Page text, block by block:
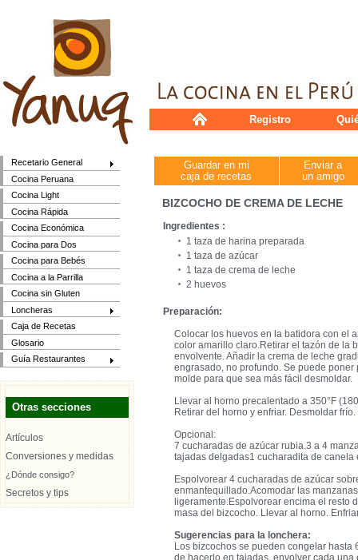
Recetario General
Cocina Peruana
Cocina Light
Cocina Rápida
Cocina Económica
Cocina para Dos
Cocina para Bebés
Cocina a la Parrilla
Cocina sin Gluten
Loncheras
Caja de Recetas
Glosario
Guía Restaurantes
Otras secciones
Artículos
Conversiones y medidas
¿Dónde consigo?
Secretos y tips
Registro
Guardar en mi
caja de recetas
Enviar a
un amigo
BIZCOCHO DE CREMA DE LECHE
Ingredientes :
1 taza de harina preparada
1 taza de azúcar
1 taza de crema de leche
2 huevos
Preparación:
Colocar los huevos en la batidora con el
color amarillo claro.Retirar el tazón de la
envolvente. Añadir la crema de leche
engrasado, no profundo. Se puede
molde para que sea más fácil desmoldar.
Llevar al horno precalentado a 350°F
Retirar del horno y enfriar. Desmoldar frío.
Opcional:
7 cucharadas de azúcar rubia.3 a 4
tajadas delgadas1 cucharadita de canela
Espolvorear 4 cucharadas de azúcar
enmantequillado.Acomodar las
ligeramente.Espolvorear encima el resto
masa del bizcocho. Llevar al horno.
Sugerencias para la lonchera:
Los bizcochos se pueden congelar hasta
de hacerlo en tajadas, envolver cada